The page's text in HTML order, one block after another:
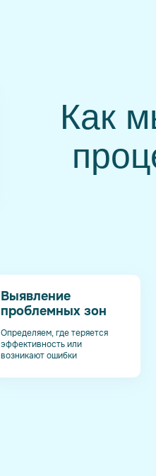
Как
Определяем, где теряется
эффективность или
возникают ошибки
Выявление
проблемных зон